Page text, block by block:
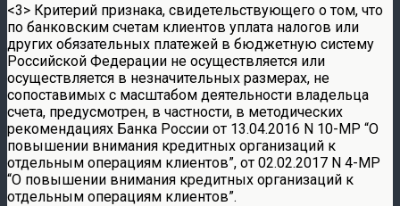
<3> Критерий признака, свидетельствующего о том, что
по банковским счетам клиентов уплата налогов или
других обязательных платежей в бюджетную систему
Российской Федерации не осуществляется или
осуществляется в незначительных размерах, не
сопоставимых с масштабом деятельности владельца
счета, предусмотрен, в частности, в методических
рекомендациях Банка России от 13.04.2016 N 10-МР “О
повышении внимания кредитных организаций к
отдельным операциям клиентов”, от 02.02.2017 N 4-МР
“О повышении внимания кредитных организаций к
отдельным операциям клиентов”.